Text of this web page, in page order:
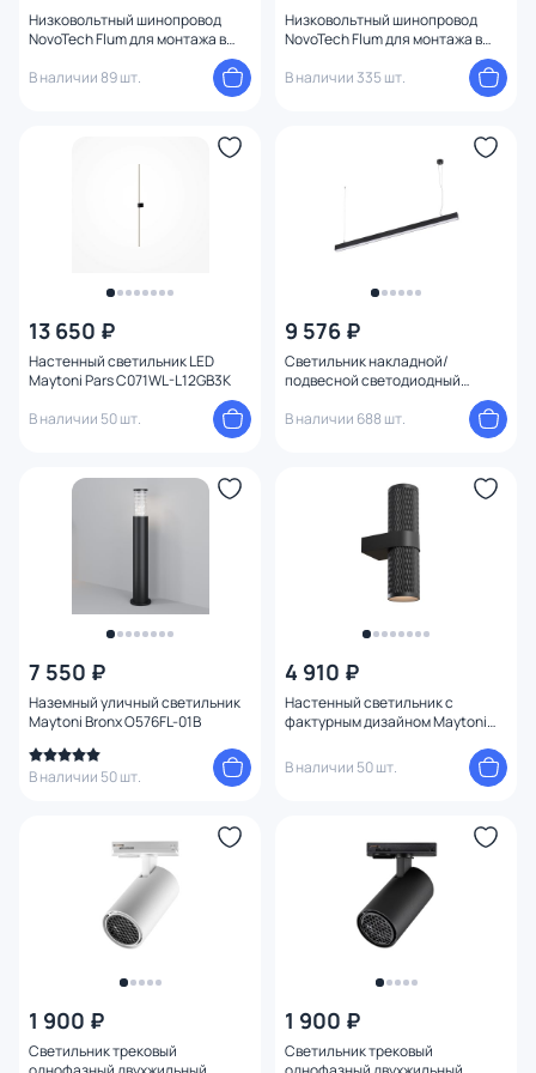
Низковольтный шинопровод
NovoTech Flum для монтажа в
натяжной потолок 2м IP20 48V
135353 белый Shino
В наличии 89 шт.
Низковольтный шинопровод
NovoTech Flum для монтажа в
натяжной потолок 2м IP20 48V
135354 черный Shino
В наличии 335 шт.
13 650 ₽
Настенный светильник LED
Maytoni Pars C071WL-L12GB3K
В наличии 50 шт.
9 576 ₽
Светильник накладной/
подвесной светодиодный
NovoTech ITER LED 4000K 40W
358866 OVER
В наличии 688 шт.
7 550 ₽
Наземный уличный светильник
Maytoni Bronx O576FL-01B
В наличии 50 шт.
4 910 ₽
Настенный светильник с
фактурным дизайном Maytoni
В наличии 50 шт.
1 900 ₽
Светильник трековый
1 900 ₽
Светильник трековый